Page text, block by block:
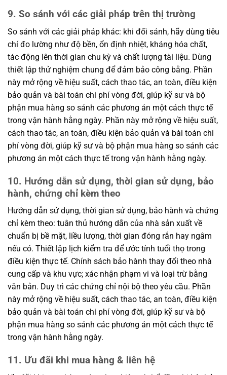
9. So sánh với các giải pháp trên thị trường
So sánh với các giải pháp khác: khi đối sánh, hãy dùng tiêu
chí đo lường như độ bền, ổn định nhiệt, kháng hóa chất,
tác động lên thời gian chu kỳ và chất lượng tài liệu. Dùng
thiết lập thử nghiệm chung để đảm bảo công bằng. Phần
này mở rộng về hiệu suất, cách thao tác, an toàn, điều kiện
bảo quản và bài toán chi phí vòng đời, giúp kỹ sư và bộ
phận mua hàng so sánh các phương án một cách thực tế
trong vận hành hằng ngày. Phần này mở rộng về hiệu suất,
cách thao tác, an toàn, điều kiện bảo quản và bài toán chi
phí vòng đời, giúp kỹ sư và bộ phận mua hàng so sánh các
phương án một cách thực tế trong vận hành hằng ngày.
10. Hướng dẫn sử dụng, thời gian sử dụng, bảo
hành, chứng chỉ kèm theo
Hướng dẫn sử dụng, thời gian sử dụng, bảo hành và chứng
chỉ kèm theo: tuân thủ hướng dẫn của nhà sản xuất về
chuẩn bị bề mặt, liều lượng, thời gian đóng rắn hay ngâm
nếu có. Thiết lập lịch kiểm tra để ước tính tuổi thọ trong
điều kiện thực tế. Chính sách bảo hành thay đổi theo nhà
cung cấp và khu vực; xác nhận phạm vi và loại trừ bằng
văn bản. Duy trì các chứng chỉ nội bộ theo yêu cầu. Phần
này mở rộng về hiệu suất, cách thao tác, an toàn, điều kiện
bảo quản và bài toán chi phí vòng đời, giúp kỹ sư và bộ
phận mua hàng so sánh các phương án một cách thực tế
trong vận hành hằng ngày.
11. Ưu đãi khi mua hàng & liên hệ